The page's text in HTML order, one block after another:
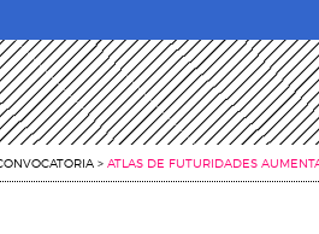
> ATLAS DE FUTURIDADES